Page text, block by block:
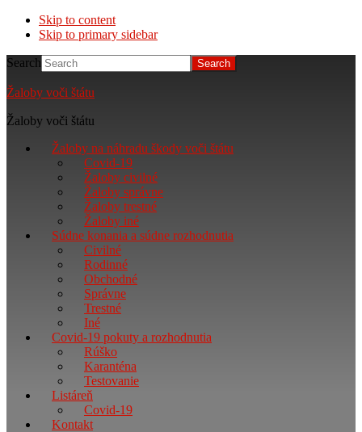
Skip to content
Skip to primary sidebar
Search
Žaloby voči štátu
Žaloby voči štátu
Žaloby na náhradu škody voči štátu
Covid-19
Žaloby civilné
Žaloby správne
Žaloby trestné
Žaloby iné
Súdne konania a súdne rozhodnutia
Civilné
Rodinné
Obchodné
Správne
Trestné
Iné
Covid-19 pokuty a rozhodnutia
Rúško
Karanténa
Testovanie
Listáreň
Covid-19
Kontakt